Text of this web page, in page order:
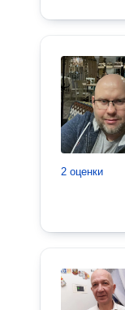
2 оценки